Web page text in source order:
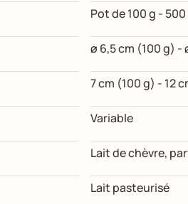
Pot de 100 g - 500
ø 6,5 cm (100 g) -
7 cm (100 g) - 12
Variable
Lait de chèvre,
Lait pasteurisé